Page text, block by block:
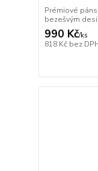
Prémiové
bezešvým
990 Kč/ks
818 Kč bez